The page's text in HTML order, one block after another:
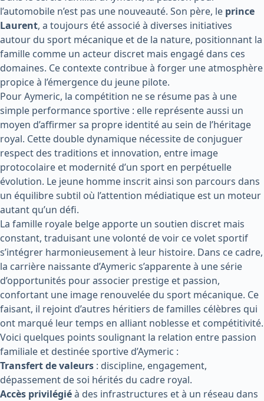
l’automobile n’est pas une nouveauté. Son père, le prince
Laurent, a toujours été associé à diverses initiatives
autour du sport mécanique et de la nature, positionnant la
famille comme un acteur discret mais engagé dans ces
domaines. Ce contexte contribue à forger une atmosphère
propice à l’émergence du jeune pilote.
Pour Aymeric, la compétition ne se résume pas à une
simple performance sportive : elle représente aussi un
moyen d’affirmer sa propre identité au sein de l’héritage
royal. Cette double dynamique nécessite de conjuguer
respect des traditions et innovation, entre image
protocolaire et modernité d’un sport en perpétuelle
évolution. Le jeune homme inscrit ainsi son parcours dans
un équilibre subtil où l’attention médiatique est un moteur
autant qu’un défi.
La famille royale belge apporte un soutien discret mais
constant, traduisant une volonté de voir ce volet sportif
s’intégrer harmonieusement à leur histoire. Dans ce cadre,
la carrière naissante d’Aymeric s’apparente à une série
d’opportunités pour associer prestige et passion,
confortant une image renouvelée du sport mécanique. Ce
faisant, il rejoint d’autres héritiers de familles célèbres qui
ont marqué leur temps en alliant noblesse et compétitivité.
Voici quelques points soulignant la relation entre passion
familiale et destinée sportive d’Aymeric :
Transfert de valeurs : discipline, engagement,
dépassement de soi hérités du cadre royal.
Accès privilégiéà des infrastructures et à un réseau dans